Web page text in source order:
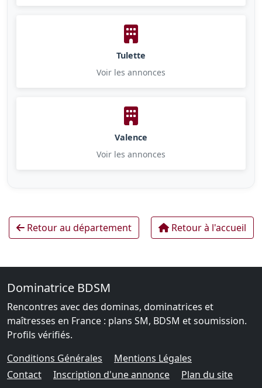
Tulette
Voir les annonces
Valence
Voir les annonces
Retour au département Retour à l'accueil
Dominatrice BDSM
Rencontres avec des dominas, dominatrices et
maîtresses en France : plans SM, BDSM et soumission.
Profils vérifiés.
Conditions Générales
Mentions Légales
Contact
Inscription d'une annonce
Plan du site